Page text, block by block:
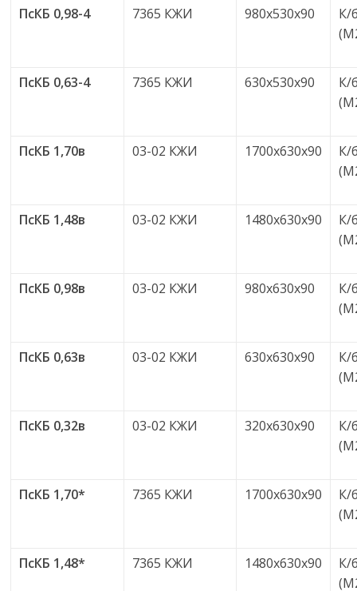
ПсКБ 0,98-4 7365 КЖИ 980х530х90
К/
ПсКБ 0,63-4 7365 КЖИ 630х530х90
К/
ПсКБ 1,70в 03-02 КЖИ 1700х630х90
К/
ПсКБ 1,48в 03-02 КЖИ 1480х630х90
К/
ПсКБ 0,98в 03-02 КЖИ 980х630х90
К/
ПсКБ 0,63в 03-02 КЖИ 630х630х90
К/
ПсКБ 0,32в 03-02 КЖИ 320х630х90
К/
ПсКБ 1,70* 7365 КЖИ 1700х630х90
К/
ПсКБ 1,48* 7365 КЖИ 1480х630х90
К/